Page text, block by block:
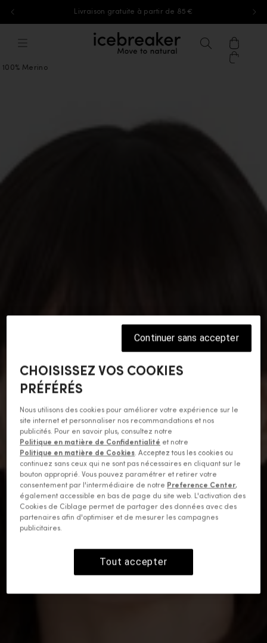
Aller au contenuLivraison gratuite à partir de 85 €
icebreaker®, accéder à la page
Recherche
Panier
100% Merino
CHOISISSEZ VOS COOKIES
PRÉFÉRÉS
Nous utilisons des cookies pour améliorer votre expérience sur le
site internet et personnaliser nos recommandations et nos
publicités. Pour en savoir plus, consultez notre
Politique en matière de Confidentialité et notre
Politique en matière de Cookies. Acceptez tous les cookies ou
continuez sans ceux qui ne sont pas nécessaires en cliquant sur le
bouton approprié. Vous pouvez paramétrer et retirer votre
consentement par l'intermédiaire de notre Preference Center,
également accessible en bas de page du site web. L'activation des
Cookies de Ciblage permet de partager des données avec des
partenaires afin d'optimiser et de mesurer les campagnes
publicitaires.
Tout accepter
Continuer sans accepter